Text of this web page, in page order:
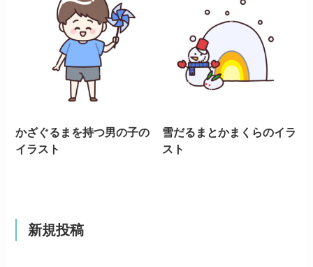
かざぐるまを持つ男の子の
イラスト
雪だるまとかまくらのイラ
スト
新規投稿